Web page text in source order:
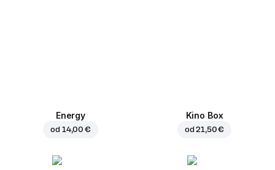
Energy
od 14,00 €
Kino Box
od21,50 €